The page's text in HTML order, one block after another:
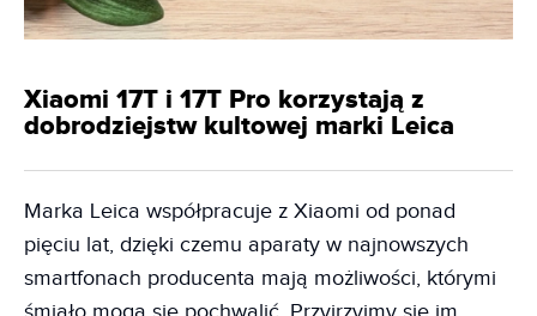
Xiaomi 17T i 17T Pro korzystają z
dobrodziejstw kultowej marki Leica
Marka Leica współpracuje z Xiaomi od ponad
pięciu lat, dzięki czemu aparaty w najnowszych
smartfonach producenta mają możliwości, którymi